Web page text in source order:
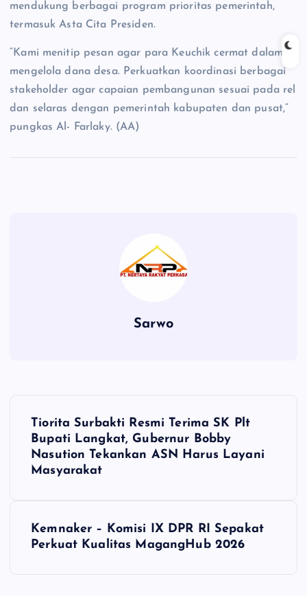
mendukung berbagai program prioritas pemerintah,
termasuk Asta Cita Presiden.
“Kami menitip pesan agar para Keuchik cermat dalam
mengelola dana desa. Perkuatkan koordinasi berbagai
stakeholder agar capaian pembangunan sesuai pada rel
dan selaras dengan pemerintah kabupaten dan pusat,”
pungkas Al- Farlaky. (AA)
Sarwo
Tiorita Surbakti Resmi Terima SK Plt
Bupati Langkat, Gubernur Bobby
Nasution Tekankan ASN Harus Layani
Masyarakat
Kemnaker – Komisi IX DPR RI Sepakat
Perkuat Kualitas MagangHub 2026